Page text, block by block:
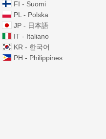
FI - Suomi
PL - Polska
JP - 日本語
IT - Italiano
KR - 한국어
PH - Philippines